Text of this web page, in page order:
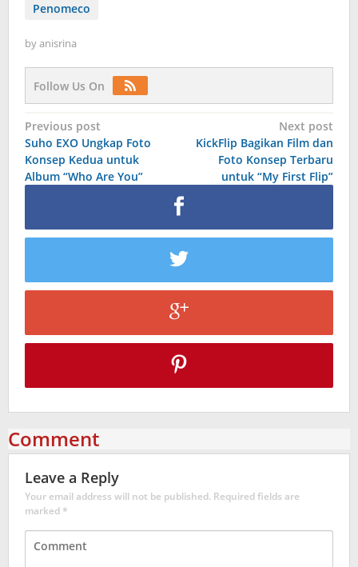
Penomeco
byanisrina
Follow Us On
Post
navigation
Previous post
Suho EXO Ungkap Foto
Konsep Kedua untuk
Album “Who Are You”
Next post
KickFlip Bagikan Film dan
Foto Konsep Terbaru
untuk “My First Flip”
Comment
Leave a Reply
Your email address will not be published. Required fields are
marked*